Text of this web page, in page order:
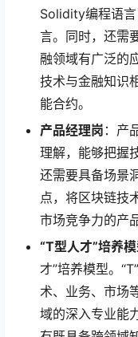
Solidity编程语
言。同时，还需
融领域有广泛的
技术与金融知识
能合约。
产品经理岗 ：产
理解，能够把握
还需要具备场景
点，将区块链技
市场竞争力的产品
“T型人才”培养
才”培养模型。
术、业务、市场
域的深入专业能